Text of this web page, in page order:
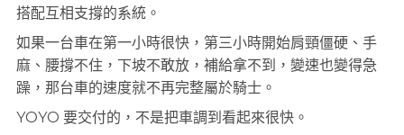
搭配互相支撐的系統。
如果一台車在第一小時很快，第三小時開始肩頸僵硬、手
麻、腰撐不住，下坡不敢放，補給拿不到，變速也變得急
躁，那台車的速度就不再完整屬於騎士。
YOYO 要交付的，不是把車調到看起來很快。